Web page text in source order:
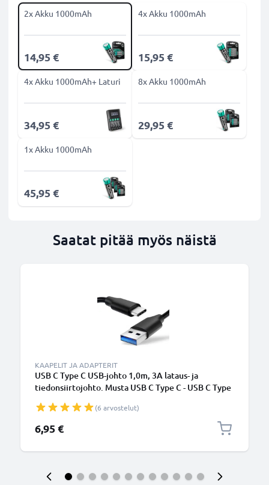
2x Akku 1000mAh
14,95 €
4x Akku 1000mAh
15,95 €
4x Akku 1000mAh+ Laturi
34,95 €
8x Akku 1000mAh
29,95 €
1x Akku 1000mAh
45,95 €
Saatat pitää myös näistä
KAAPELIT JA ADAPTERIT
USB C Type C USB-johto 1,0m, 3A lataus- ja
tiedonsiirtojohto. Musta USB C Type C - USB C Type
(6 arvostelut)
6,95 €